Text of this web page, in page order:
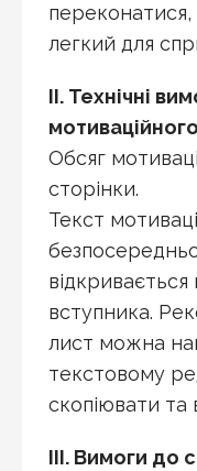
легкий для
ІІ. Технічні
Обсяг
сторінки.
Текст
безпосередньо
вступника.
лист можна
текстовому
скопіювати та
ІІІ. Вимоги до